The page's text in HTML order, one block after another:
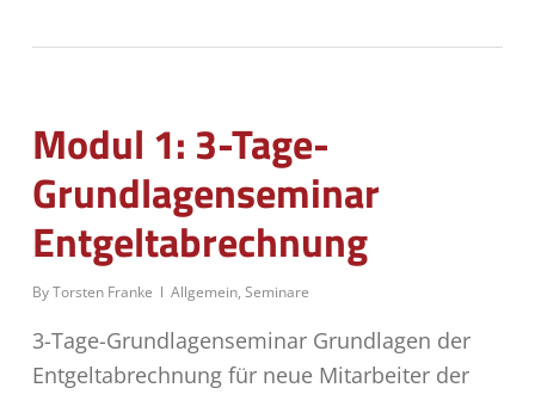
Modul 1: 3-Tage-
Grundlagenseminar
Entgeltabrechnung
ByTorsten Franke Allgemein, Seminare
3-Tage-Grundlagenseminar Grundlagen der
Entgeltabrechnung für neue Mitarbeiter der